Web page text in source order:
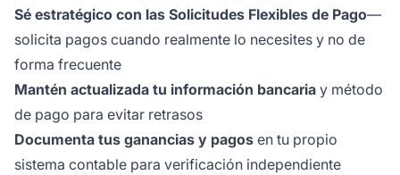
Sé estratégico con las Solicitudes Flexibles de Pago—
solicita pagos cuando realmente lo necesites y no de
forma frecuente
Mantén actualizada tu información bancaria y método
de pago para evitar retrasos
Documenta tus ganancias y pagos en tu propio
sistema contable para verificación independiente